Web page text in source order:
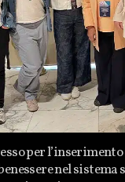
per
nel